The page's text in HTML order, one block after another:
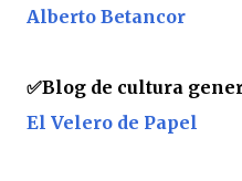
Alberto Betancor
✅Blog de cultura
El Velero de Papel